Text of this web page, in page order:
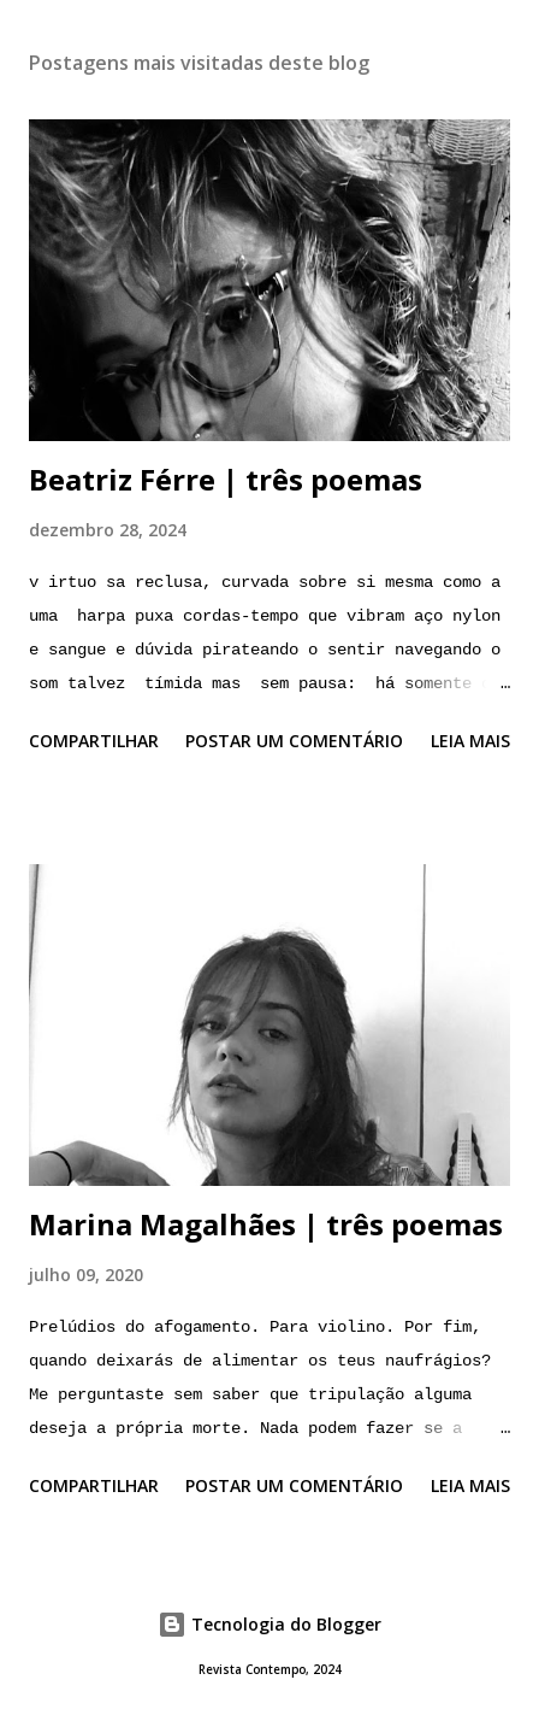
Postagens mais visitadas deste blog
Beatriz Férre | três poemas
dezembro 28, 2024
v irtuo sa reclusa, curvada sobre si mesma como a
uma harpa puxa cordas-tempo que vibram aço nylon
e sangue e dúvida pirateando o sentir navegando o
som talvez tímida mas sem pausa: há somente o
jogar-se *** tussígeno um dia, trombetas soarão
carro, cubos de luz altos pessoas trancadas olho
que vê sem ler nada mão cheia sem ter palma
morte na capital no interior não sei te dizer
quando penso me engasgo prefiro a violência que
não olho se olho não guardo olha aí já quero
tossir - o mundo todo entalado deus um dia engole
esse nó que sou em sua garganta divinal até lá, é
mais do mesmo esse fardo *** toalha embaixo do
corpo que é para não molhar o assento do carro
corta o ar um segredo que carrega em si urgência.
mas cuidado. o momento é de s...
COMPARTILHAR POSTAR UM COMENTÁRIO LEIA MAIS
Marina Magalhães | três poemas
julho 09, 2020
Prelúdios do afogamento. Para violino. Por fim,
quando deixarás de alimentar os teus naufrágios?
Me perguntaste sem saber que tripulação alguma
deseja a própria morte. Nada podem fazer se a
sempre a afundar. A
b. *********** Amor de prateleira Os
dias vêm sobrando, transbordadas as horas pelo
COMPARTILHAR POSTAR UM COMENTÁRIO LEIA MAIS
Tecnologia do Blogger
Revista Contempo, 2024